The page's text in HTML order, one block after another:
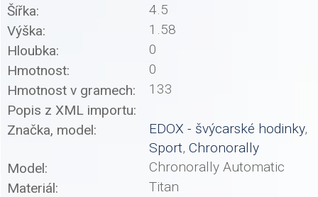
Šířka:
4.5
Výška:
1.58
Hloubka:
0
Hmotnost:
0
Hmotnost v gramech:
133
Popis z XML importu:
Značka, model:
EDOX - švýcarské hodinky,
Sport, Chronorally
Model:
Chronorally Automatic
Materiál:
Titan